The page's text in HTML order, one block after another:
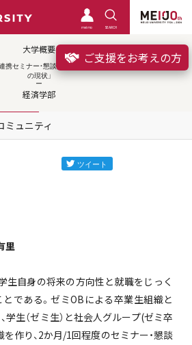
meimo SEARCH
ご支援をお考えの方
大学概要
携セミナー・懇談会シリーズ「就職した今だからわかる業界
の現状」
経済学部
ミュニティ
里
生自身の将来の方向性と就職をじっく
である。ゼミOBによる卒業生組織と
学生（ゼミ生）と社会人グループ(ゼミ卒
作り、2か月/1回程度のセミナー・懇談